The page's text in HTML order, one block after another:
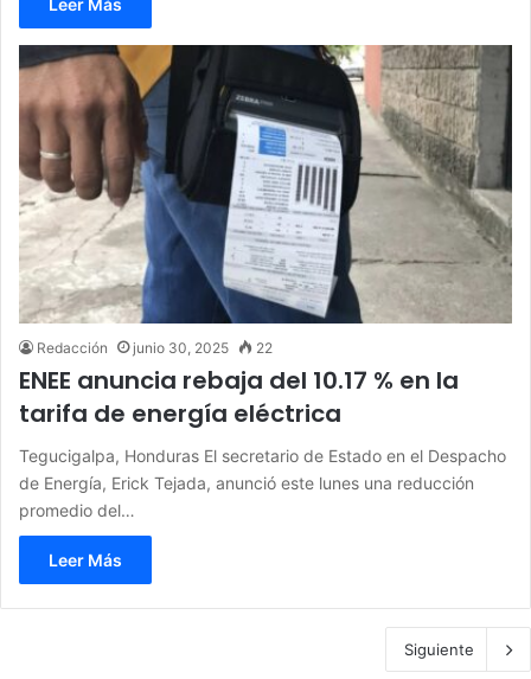
Leer Más
Redacción junio 30, 2025 22
ENEE anuncia rebaja del 10.17 % en la
tarifa de energía eléctrica
Tegucigalpa, Honduras El secretario de Estado en el Despacho
de Energía, Erick Tejada, anunció este lunes una reducción
promedio del…
Leer Más
Siguiente